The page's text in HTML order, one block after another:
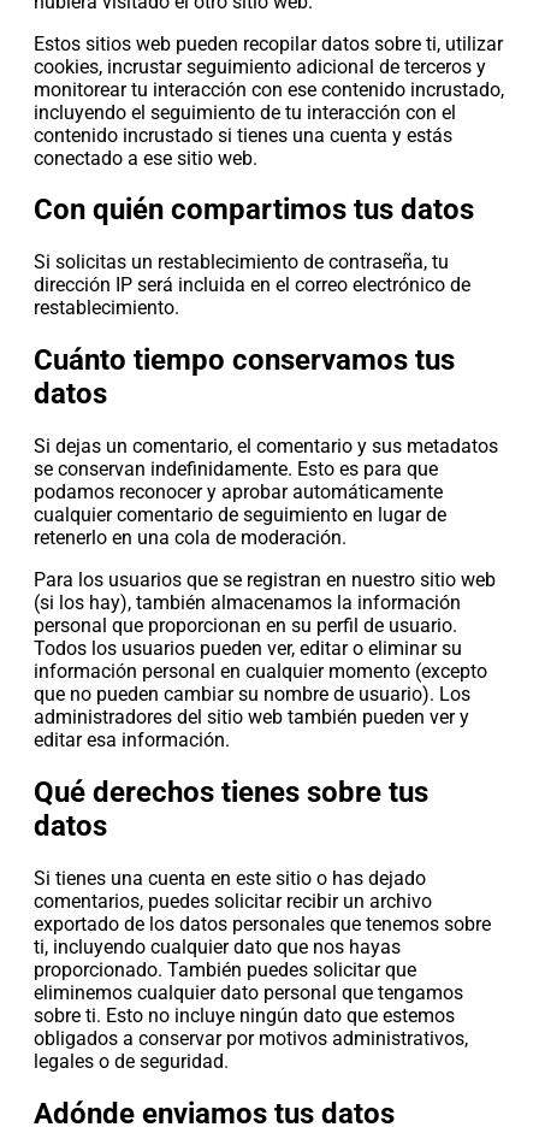
Estos sitios web pueden recopilar datos sobre ti, utilizar
cookies, incrustar seguimiento adicional de terceros y
monitorear tu interacción con ese contenido incrustado,
incluyendo el seguimiento de tu interacción con el
contenido incrustado si tienes una cuenta y estás
conectado a ese sitio web.
Con quién compartimos tus datos
Si solicitas un restablecimiento de contraseña, tu
dirección IP será incluida en el correo electrónico de
restablecimiento.
Cuánto tiempo conservamos tus
datos
Si dejas un comentario, el comentario y sus metadatos
se conservan indefinidamente. Esto es para que
podamos reconocer y aprobar automáticamente
cualquier comentario de seguimiento en lugar de
retenerlo en una cola de moderación.
Para los usuarios que se registran en nuestro sitio web
(si los hay), también almacenamos la información
personal que proporcionan en su perfil de usuario.
Todos los usuarios pueden ver, editar o eliminar su
información personal en cualquier momento (excepto
que no pueden cambiar su nombre de usuario). Los
administradores del sitio web también pueden ver y
editar esa información.
Qué derechos tienes sobre tus
datos
Si tienes una cuenta en este sitio o has dejado
comentarios, puedes solicitar recibir un archivo
exportado de los datos personales que tenemos sobre
ti, incluyendo cualquier dato que nos hayas
proporcionado. También puedes solicitar que
eliminemos cualquier dato personal que tengamos
sobre ti. Esto no incluye ningún dato que estemos
obligados a conservar por motivos administrativos,
legales o de seguridad.
Adónde enviamos tus datos